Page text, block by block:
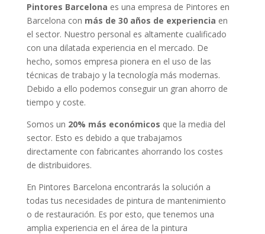
Pintores Barcelona es una empresa de Pintores en
Barcelona con más de 30 años de experiencia en
el sector. Nuestro personal es altamente cualificado
con una dilatada experiencia en el mercado. De
hecho, somos empresa pionera en el uso de las
técnicas de trabajo y la tecnología más modernas.
Debido a ello podemos conseguir un gran ahorro de
tiempo y coste.
Somos un 20% más económicos que la media del
sector. Esto es debido a que trabajamos
directamente con fabricantes ahorrando los costes
de distribuidores.
En Pintores Barcelona encontrarás la solución a
todas tus necesidades de pintura de mantenimiento
o de restauración. Es por esto, que tenemos una
amplia experiencia en el área de la pintura